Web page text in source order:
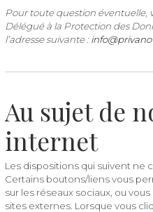
Pour toute question éventuelle,
Délégué à la Protection des
l’adresse suivante :
Au sujet de
internet
Les dispositions qui suivent ne
Certains boutons/liens vous
sur les réseaux sociaux, ou
sites externes. Lorsque vous